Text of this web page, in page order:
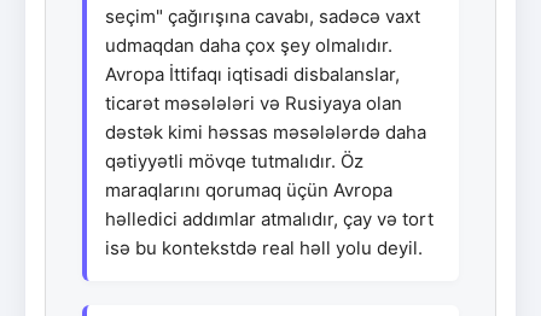
seçim" çağırışına cavabı, sadəcə vaxt
udmaqdan daha çox şey olmalıdır.
Avropa İttifaqı iqtisadi disbalanslar,
ticarət məsələləri və Rusiyaya olan
dəstək kimi həssas məsələlərdə daha
qətiyyətli mövqe tutmalıdır. Öz
maraqlarını qorumaq üçün Avropa
həlledici addımlar atmalıdır, çay və tort
isə bu kontekstdə real həll yolu deyil.